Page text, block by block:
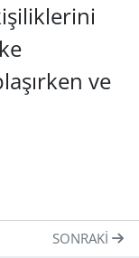
ve
SONRAKI